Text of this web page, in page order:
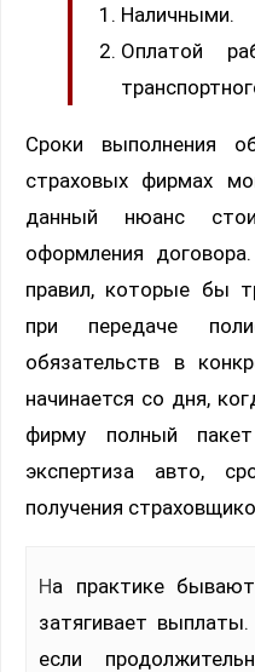
Наличными.
Оплатой
Сроки выполнения
страховых фирмах
данный нюанс
оформления
правил, которые бы
при передаче
обязательств в
начинается со дня,
фирму полный
экспертиза авто,
получения
На практике бывают ситуации, когда фирма
затягивает
если